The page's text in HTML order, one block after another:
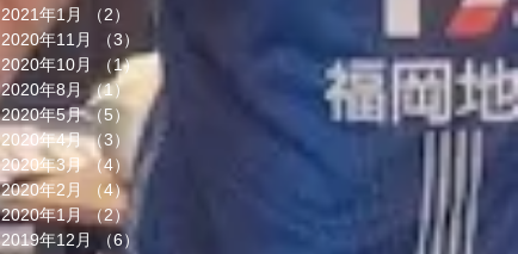
2021年1月
（2）
2件の記事
2020年11月
（3）
2020年10月
（1）1件の記事
2020年8月 （1）
1件の記事
2020年5月 （5）
5件の記事
2020年4月 （3）
3件の記事
2020年3月 （4）4件の記事
2020年2月
（4） 4件の記事
2020年1月 （2）
2019年12月 （6）